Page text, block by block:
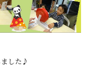
した♪